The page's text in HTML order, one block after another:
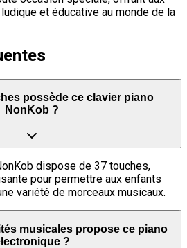
et éducative au monde de la
possède ce clavier piano
NonKob ?
dispose de 37 touches,
pour permettre aux enfants
variété de morceaux musicaux.
musicales propose ce piano
?